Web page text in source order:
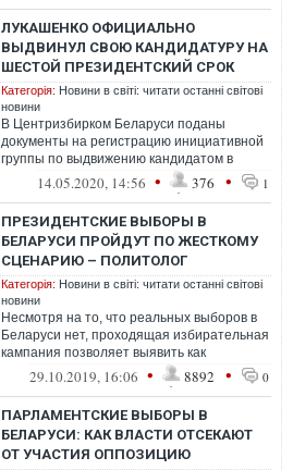
ЛУКАШЕНКО ОФИЦИАЛЬНО
ВЫДВИНУЛ СВОЮ КАНДИДАТУРУ НА
ШЕСТОЙ ПРЕЗИДЕНТСКИЙ СРОК
Категорія: Новини в світі: читати останні світові
новини
В Центризбирком Беларуси поданы
документы на регистрацию инициативной
группы по выдвижению кандидатом в
президенты действующего главу
государства Алек...
14.05.2020, 14:56 • 376 • 1
ПРЕЗИДЕНТСКИЕ ВЫБОРЫ В
БЕЛАРУСИ ПРОЙДУТ ПО ЖЕСТКОМУ
СЦЕНАРИЮ – ПОЛИТОЛОГ
Категорія: Новини в світі: читати останні світові
новини
Несмотря на то, что реальных выборов в
Беларуси нет, проходящая избирательная
кампания позволяет выявить как
некоторые тренды в политике властей, так
29.10.2019, 16:06 • 8892 • 0
ПАРЛАМЕНТСКИЕ ВЫБОРЫ В
БЕЛАРУСИ: КАК ВЛАСТИ ОТСЕКАЮТ
ОТ УЧАСТИЯ ОППОЗИЦИЮ